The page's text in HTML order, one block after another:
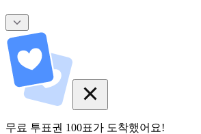
무료 투표권 100표가 도착했어요!